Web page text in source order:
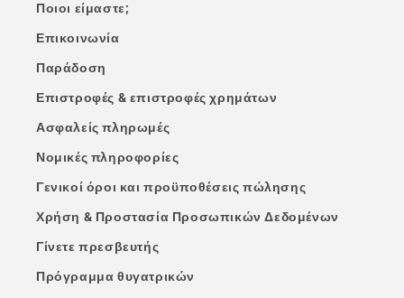
Ποιοι είμαστε;
Επικοινωνία
Παράδοση
Επιστροφές & επιστροφές χρημάτων
Ασφαλείς πληρωμές
Νομικές πληροφορίες
Γενικοί όροι και προϋποθέσεις πώλησης
Χρήση & Προστασία Προσωπικών Δεδομένων
Γίνετε πρεσβευτής
Πρόγραμμα θυγατρικών